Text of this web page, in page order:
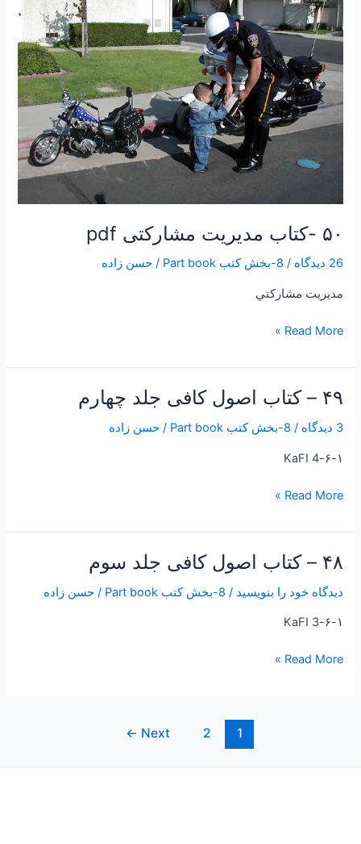
۵۰ -کتاب مدیریت مشارکتی pdf
26 دیدگاه / 8-بخش کتب Part book /حسن زاده
مديريت مشاركتي
مدیریت
مشارکتی
pdf
Read More »
۴۹ – کتاب اصول کافی جلد چهارم
3 دیدگاه / 8-بخش کتب Part book /حسن زاده
۶-۱-KaFI 4
۴۹
کتاب
اصول
جلد
Read More »
۴۸ – کتاب اصول کافی جلد سوم
دیدگاه‌ خود را بنویسید / 8-بخش کتب Part book /حسن زاده
۶-۱-KaFI 3
۴۸
کتاب
اصول
جلد
Read More »
1
2
Next
←